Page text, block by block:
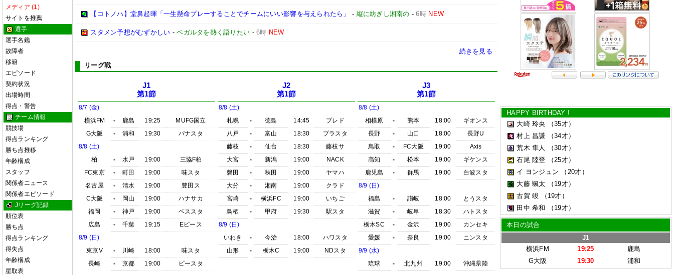
メディア (1)
サイトを推薦
選手
選手名鑑
故障者
移籍
エピソード
契約状況
出場時間
得点・警告
チーム情報
競技場
得点ランキング
勝ち点推移
年齢構成
スタッフ
関係者ニュース
関係者エピソード
Jリーグ記録
順位表
勝ち点
得点ランキング
得失点
年齢構成
星取表
【コトノハ】堂鼻起暉「一生懸命プレーすることでチームにいい影響を与えられたら」 - 縦に紡ぎし湘南の -6時 NEW
スタメン予想がむずかしい -ベガルタを熱く語りたい -6時 NEW
続きを見る
リーグ戦
J1
第1節
8/7 (金)
横浜FM
- 鹿島 19:25
MUFG国立
G大阪
- 浦和 19:30
パナスタ
8/8 (土)
柏
- 水戸 19:00
三協F柏
FC東京
- 町田 19:00
味スタ
名古屋
- 清水 19:00
豊田ス
C大阪
- 岡山 19:00
ハナサカ
福岡
- 神戸 19:00
ベススタ
広島
- 千葉 19:15
Eピース
8/9 (日)
東京V
- 川崎 18:00
味スタ
長崎
- 京都 19:00 ピースタ
J2
第1節
8/8 (土)
札幌
- 徳島 14:45
プレド
八戸
- 富山 18:30
プラスタ
藤枝
- 仙台 18:30
藤枝サ
大宮
- 新潟 19:00
NACK
磐田
- 秋田 19:00
ヤマハ
大分
- 湘南 19:00
クラド
宮崎
- 横浜FC 19:00
いちご
鳥栖
- 甲府 19:30
駅スタ
8/9 (日)
いわき
- 今治 18:00
ハワスタ
山形
- 栃木C 19:00 NDスタ
J3
第1節
8/8 (土)
相模原
- 熊本 18:00
ギオンス
長野
- 山口 18:00
長野U
鳥取
- FC大阪 19:00
Axis
高知
- 松本 19:00
ギケンス
鹿児島
- 群馬 19:00
白波スタ
8/9 (日)
福島
- 讃岐 18:00
とうスタ
滋賀
- 岐阜 18:30
ハトスタ
栃木SC
- 金沢 19:00
カンセキ
愛媛
- 奈良 19:00
ニンスタ
9/9 (水)
琉球
- 北九州 19:00 沖縄県陸
HAPPY BIRTHDAY !
大崎 玲央
（35才）
村上 昌謙
（34才）
荒木 隼人
（30才）
石尾 陸登
（25才）
イ ヨンジュン
（20才）
大藤 颯太
（19才）
古賀 竣
（19才）
田中 希和
（19才）
本日の試合
J1
横浜FM
19:25
鹿島
G大阪
19:30 浦和